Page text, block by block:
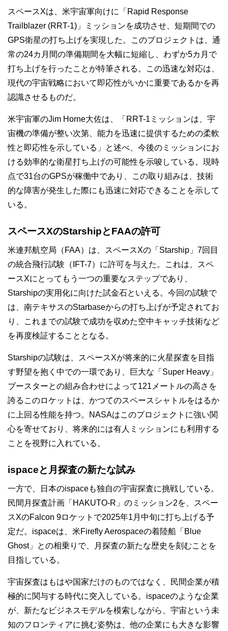
スペースXは、米宇宙軍向けに「Rapid Response
Trailblazer (RRT-1)」ミッションを成功させ、短期間での
GPS衛星の打ち上げを実現した。このプロジェクトは、通
常の24カ月間の準備期間を大幅に短縮し、わずか5カ月で
打ち上げを行ったことが特筆される。この迅速な対応は、
現代の宇宙戦略において即応性がいかに重要であるかを再
認識させるものだ。
米宇宙軍のJim Horne大佐は、「RRT-1ミッションは、宇
宙機の準備が整い次第、能力を迅速に提供するための柔軟
性と即応性を示している」と述べ、今後のミッションにお
ける効率的な衛星打ち上げの可能性を示唆している。現時
点で31台のGPSが稼働中であり、この取り組みは、技術
的な障害が発生した際にも迅速に対応できることを示して
いる。
スペースXのStarshipとFAAの許可
米連邦航空局（FAA）は、スペースXの「Starship」7回目
の統合飛行試験（IFT-7）に許可を与えた。これは、スペ
ースXにとってもう一つの重要なステップであり、
Starshipの実用化に向けた試金石といえる。今回の試験で
は、南テキサスのStarbaseからの打ち上げが予定されてお
り、これまでの試験で成功を収めた空中キャッチ技術など
を再度検証することとなる。
Starshipの試験は、スペースXが将来的に火星探査を目指
す野望を抱く中での一環であり、巨大な「Super Heavy」
ブースターとの組み合わせによって121メートルの高さを
誇るこのロケットは、かつてのスペースシャトルをはるか
に上回る性能を持つ。NASAはこのプロジェクトに強い関
心を寄せており、将来的には有人ミッションにも利用する
ことを視野に入れている。
ispaceと月探査の新たな試み
一方で、日本のispaceも独自の宇宙探査に挑戦している。
民間月探査計画「HAKUTO-R」のミッション2を、スペー
スXのFalcon 9ロケットで2025年1月中旬に打ち上げる予
定だ。ispaceは、米Firefly Aerospaceの着陸船「Blue
Ghost」との相乗りで、月探査の新たな歴史を刻むことを
目指している。
宇宙探査はもはや国家だけのものではなく、民間企業が積
極的に関与する時代に突入している。ispaceのような企業
が、新たなビジネスモデルを模索しながら、宇宙という未
知のフロンティアに挑む姿勢は、他の企業にも大きな影響